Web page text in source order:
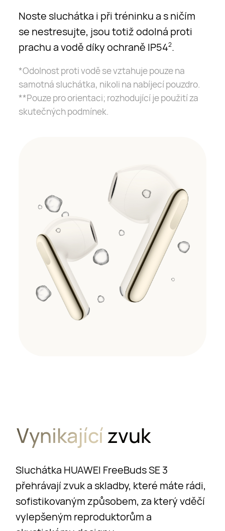
Noste sluchátka i při tréninku a s ničím
se nestresujte, jsou totiž odolná proti
prachu a vodě díky ochraně IP542.
*Odolnost proti vodě se vztahuje pouze na
samotná sluchátka, nikoli na nabíjecí pouzdro.
**Pouze pro orientaci; rozhodující je použití za
skutečných podmínek.
Vynikajícízvuk
Sluchátka HUAWEI FreeBuds SE 3
přehrávají zvuk a skladby, které máte rádi,
sofistikovaným způsobem, za který vděčí
vylepšeným reproduktorům a